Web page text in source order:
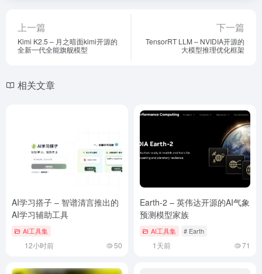
上一篇
Kimi K2.5 – 月之暗面kimi开源的
全新一代全能旗舰模型
下一篇
TensorRT LLM – NVIDIA开源的
大模型推理优化框架
相关文章
AI学习搭子 – 智谱清言推出的
AI学习辅助工具
AI工具集
12小时前 50
Earth-2 – 英伟达开源的AI气象
预测模型家族
AI工具集 # Earth
1天前 71